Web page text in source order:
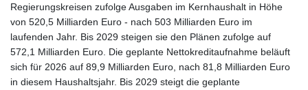
KMF 492.514185
KRW 1627.677557
KWD 0.356853
KYD 0.960588
KZT 540.233287
LAK 26025.676609
Regierungskreisen zufolge Ausgaben im Kernhaushalt in Höhe
von 520,5 Milliarden Euro - nach 503 Milliarden Euro im
laufenden Jahr. Bis 2029 steigen sie den Plänen zufolge auf
572,1 Milliarden Euro. Die geplante Nettokreditaufnahme beläuft
sich für 2026 auf 89,9 Milliarden Euro, nach 81,8 Milliarden Euro
in diesem Haushaltsjahr. Bis 2029 steigt die geplante